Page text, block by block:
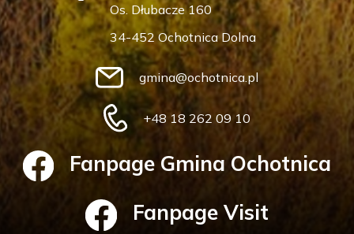
Os. Dłubacze 160
34-452 Ochotnica Dolna
gmina@ochotnica.pl
+48 18 262 09 10
Fanpage Gmina Ochotnica
Fanpage Visit